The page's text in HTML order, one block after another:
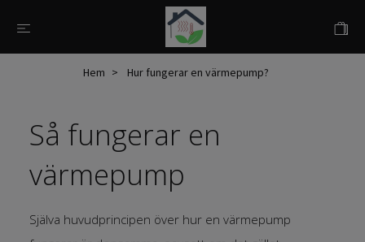
Hem Hur fungerar en värmepump?
Så fungerar en
värmepump
Själva huvudprincipen över hur en värmepump